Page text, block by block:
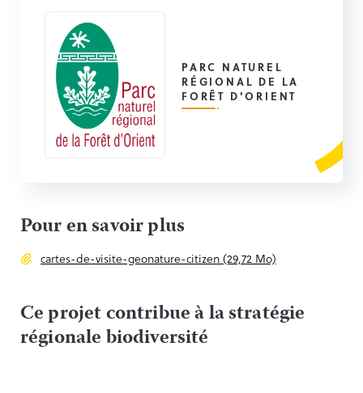
PARC NATUREL
RÉGIONAL DE LA
FORÊT D'ORIENT
Pour en savoir plus
cartes-de-visite-geonature-citizen (29,72 Mo)
Ce projet contribue à la stratégie
régionale biodiversité